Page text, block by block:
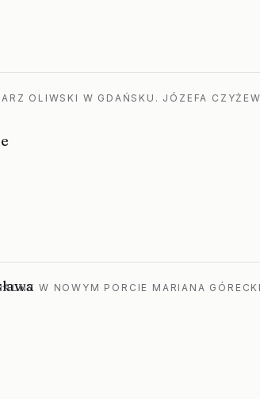
OLIWSKI W GDAŃSKU. JÓZEFA
W NOWYM PORCIE MARIANA